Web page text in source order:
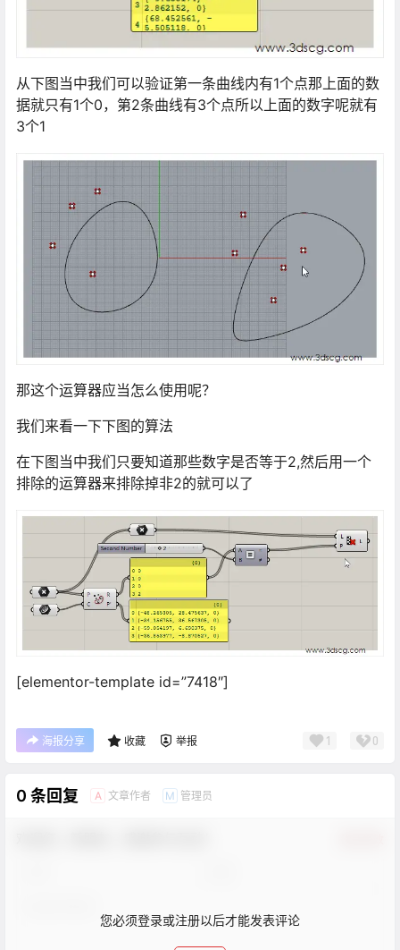
从下图当中我们可以验证第一条曲线内有1个点那上面的数
据就只有1个0，第2条曲线有3个点所以上面的数字呢就有
3个1
那这个运算器应当怎么使用呢？
我们来看一下下图的算法
在下图当中我们只要知道那些数字是否等于2,然后用一个
排除的运算器来排除掉非2的就可以了
[elementor-template id=”7418″]
海报分享 收藏 举报 1 0
0 条回复 A 文章作者 M 管理员
您必须登录或注册以后才能发表评论